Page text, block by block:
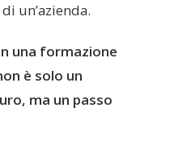
un’azienda.
una formazione
è solo un
ma un passo